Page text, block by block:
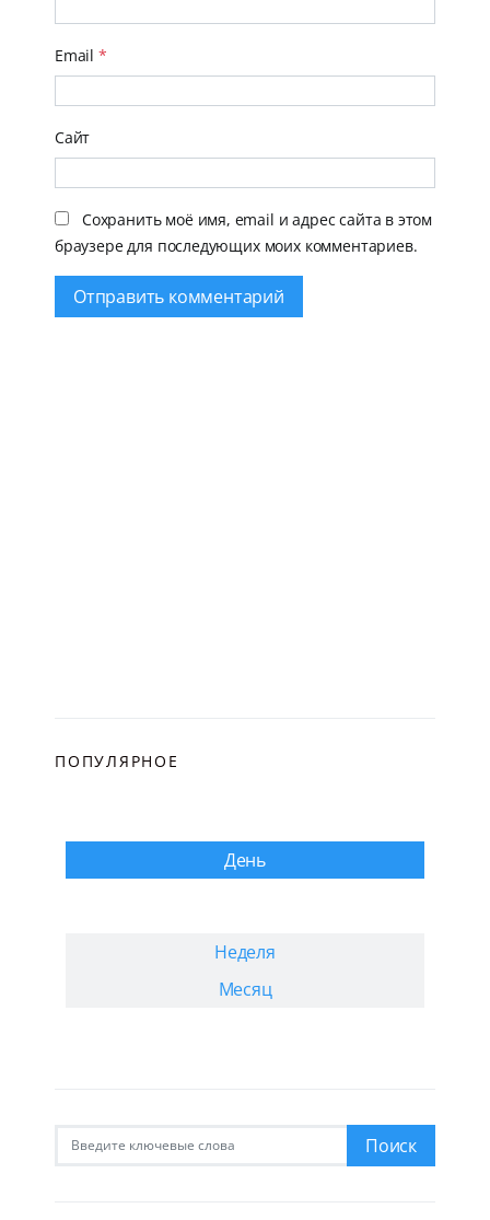
ПОПУЛЯРНОЕ
День
Неделя
Месяц
Поиск
Email *
Сайт
Сохранить моё имя, email и адрес сайта в этом
браузере для последующих моих комментариев.